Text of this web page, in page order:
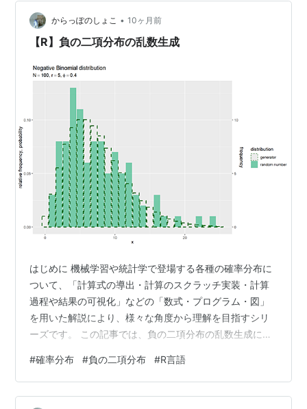
ンマ分布から1次元ガウス分布の生成 確率分布の生成 数
式の設定 生成分布の設定 サンプル分布の作図 サンプル
とパラメータの対応関係 精度パラメータの場合 …
からっぽのしょこ • 10ヶ月前
【R】負の二項分布の乱数生成
はじめに 機械学習や統計学で登場する各種の確率分布に
ついて、「計算式の導出・計算のスクラッチ実装・計算
過程や結果の可視化」などの「数式・プログラム・図」
を用いた解説により、様々な角度から理解を目指すシリ
ーズです。 この記事では、負の二項分布の乱数生成につ
www.anarchive-beta.com 【他の内容】
www.anarchive-beta.com 【今回の内容】 はじめに 負
の二項分布の乱数生成 サンプリング パラメータの設定
#確率分布 #負の二項分布 #R言語